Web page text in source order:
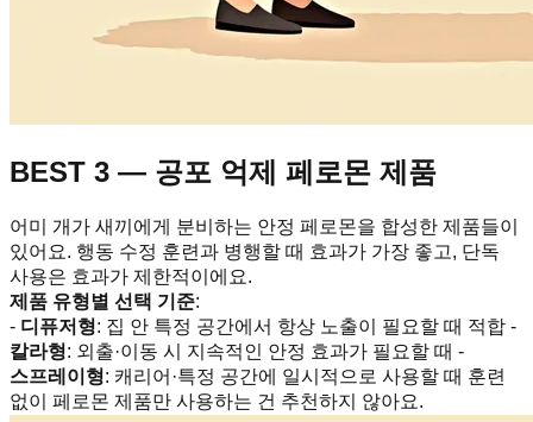
BEST 3 — 공포 억제 페로몬 제품
어미 개가 새끼에게 분비하는 안정 페로몬을 합성한 제품들이
있어요. 행동 수정 훈련과 병행할 때 효과가 가장 좋고, 단독
사용은 효과가 제한적이에요.
제품 유형별 선택 기준:
- 디퓨저형: 집 안 특정 공간에서 항상 노출이 필요할 때 적합 -
칼라형: 외출·이동 시 지속적인 안정 효과가 필요할 때 -
스프레이형: 캐리어·특정 공간에 일시적으로 사용할 때 훈련
없이 페로몬 제품만 사용하는 건 추천하지 않아요.